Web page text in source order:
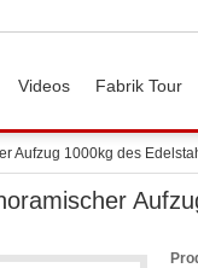
Videos Fabrik Tour
Aufzug 1000kg des